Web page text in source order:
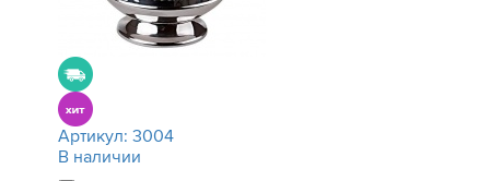
Артикул: 3004
В наличии